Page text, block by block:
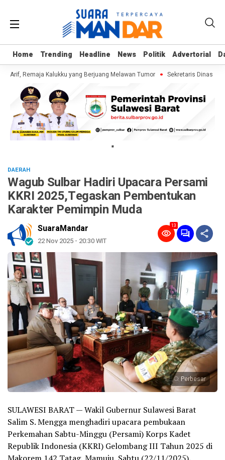
Home Trending Headline News Politik Advertorial
Home Trending Headline News Politik Advertorial
Arif, Remaja Kalukku yang Berjuang Melawan Tumor Sekretaris Dinas
"
DAERAH
Wagub Sulbar Hadiri Upacara Persami
KKRI 2025,Tegaskan Pembentukan
Karakter Pemimpin Muda
SuaraMandar
22 Nov 2025 - 20:30 WIT
13
Perbesar
SULAWESI BARAT — Wakil Gubernur Sulawesi Barat
Salim S. Mengga menghadiri upacara pembukaan
Perkemahan Sabtu-Minggu (Persami) Korps Kadet
Republik Indonesia (KKRI) Gelombang III Tahun 2025 di